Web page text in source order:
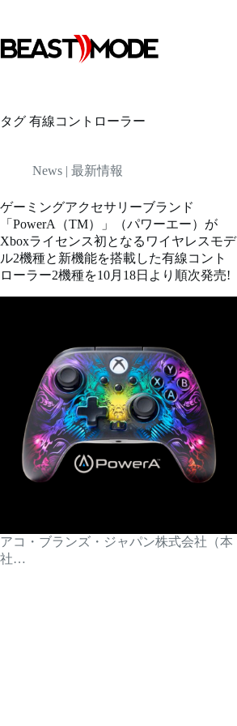
テ
ン
キ
タグ 有線コントローラー
News | 最新情報
ゲーミングアクセサリーブランド
「PowerA（TM）」（パワーエー）が
Xboxライセンス初となるワイヤレスモデ
ル2機種と新機能を搭載した有線コント
ローラー2機種を10月18日より順次発売!
アコ・ブランズ・ジャパン株式会社（本
社…